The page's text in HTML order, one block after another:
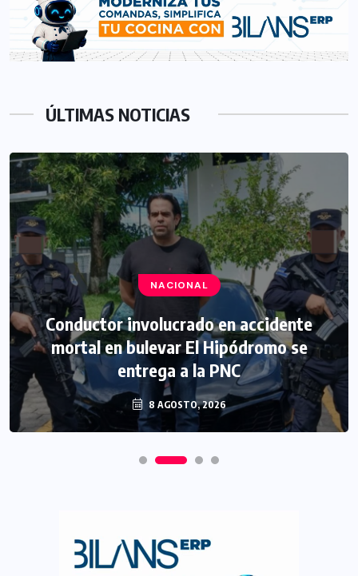
ÚLTIMAS NOTICIAS
NACIONAL
Conductor involucrado en accidente
mortal en bulevar El Hipódromo se
entrega a la PNC
8 AGOSTO, 2026